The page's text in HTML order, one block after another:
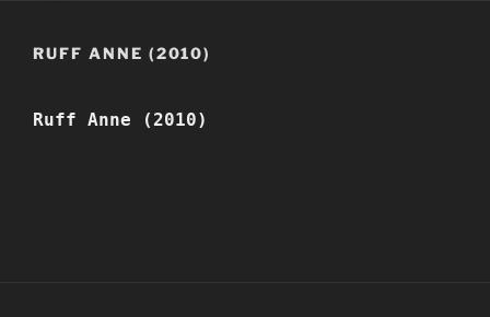
RUFF ANNE (2010)
Ruff Anne (2010)